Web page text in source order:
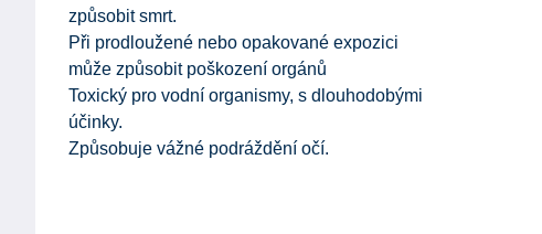
způsobit smrt.
Při prodloužené nebo opakované expozici
může způsobit poškození orgánů
Toxický pro vodní organismy, s dlouhodobými
účinky.
Způsobuje vážné podráždění očí.